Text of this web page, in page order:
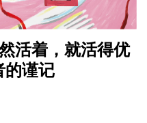
活着，就活得优
的谨记